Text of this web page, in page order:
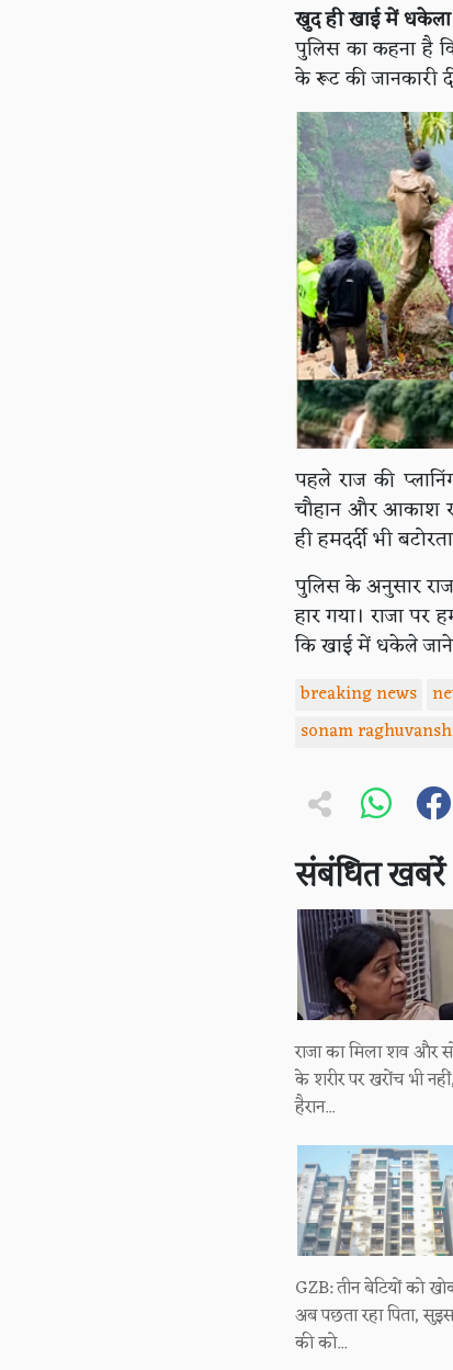
खुद ही खाई में धकेला
पुलिस का कहना है
के रूट की जानकारी
पहले राज की
चौहान और आकाश
ही हमदर्दी भी
पुलिस के अनुसार
हार गया। राजा
कि खाई में धकेले जाने
breaking news
sonam
संबंधित खबरें
राजा का मिला शव और
के शरीर पर खरोंच भी नहीं,
हैरान...
GZB: तीन बेटियों को
अब पछता रहा पिता,
की को...